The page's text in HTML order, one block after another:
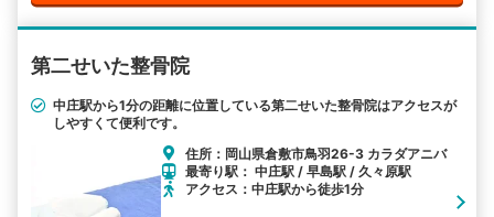
第二せいた整骨院
中庄駅から1分の距離に位置している第二せいた整骨院はアクセスが
しやすくて便利です。
住所：岡山県倉敷市鳥羽26-3 カラダアニバ
最寄り駅： 中庄駅 / 早島駅 / 久々原駅
アクセス：中庄駅から徒歩1分